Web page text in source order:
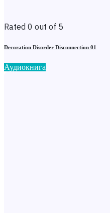
Rated 0 out of 5
Decoration Disorder Disconnection 01
Аудиокнига